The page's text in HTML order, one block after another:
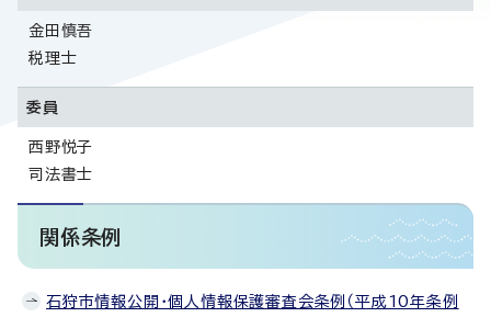
金田慎吾
税理士
委員
西野悦子
司法書士
関係条例
石狩市情報公開・個人情報保護審査会条例（平成10年条例